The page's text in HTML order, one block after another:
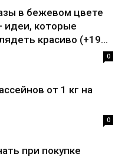
в бежевом цвете
идеи, которые
красиво (+19...
0
от 1 кг на
0
при покупке